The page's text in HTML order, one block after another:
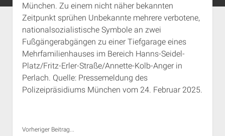
Aktuelles
Termine
open
dropdown
menu
Antifaschistische Termine im Süden
Antifaschistische Termine in München
Rechte Termine im Süden
Rechte Termine München
Chronologie
Das Archiv
open
dropdown
menu
a.i.d.a. e. V. unterstützen
Über a.i.d.a.
Impressum
München. Zu einem nicht näher bekannten
Zeitpunkt sprühen Unbekannte mehrere verbotene,
nationalsozialistische Symbole an zwei
Fußgängerabgängen zu einer Tiefgarage eines
Mehrfamilienhauses im Bereich Hanns-Seidel-
Platz/Fritz-Erler-Straße/Annette-Kolb-Anger in
Perlach. Quelle: Pressemeldung des
Polizeipräsidiums München vom 24. Februar 2025.
Vorheriger Beitrag...